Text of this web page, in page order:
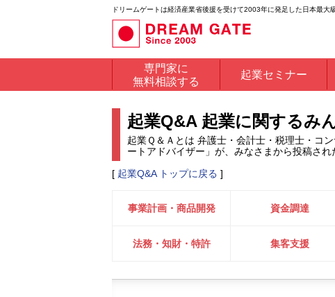
ドリームゲートは経済産業省後援を受けて2003年に発足した日本最大
専門家に
無料相談する
起業セミナー
起業Q&A 起業に関するみ
起業Ｑ＆Ａとは 弁護士・会計士・税理士・コ
ートアドバイザー」が、みなさまから投稿され
[ 起業Q&A トップに戻る ]
事業計画・商品開発 資金調達
法務・知財・特許 集客支援